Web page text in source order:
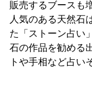
販売するブースも
人気のある天然石
た「ストーン占い
石の作品を勧める
トや手相など占い